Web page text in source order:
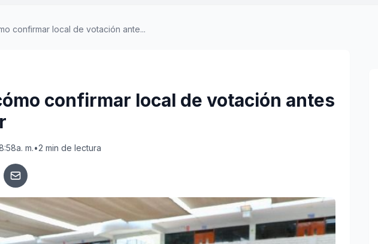
confirmar local de votación ante...
confirmar local de votación antes
m.•2 min de lectura